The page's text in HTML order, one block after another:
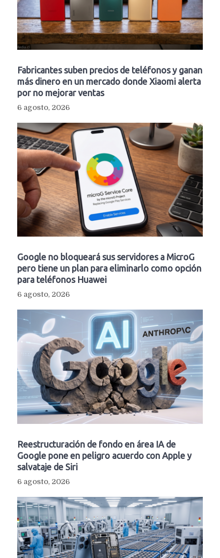
Fabricantes suben precios de teléfonos y ganan
más dinero en un mercado donde Xiaomi alerta
por no mejorar ventas
6 agosto, 2026
Google no bloqueará sus servidores a MicroG
pero tiene un plan para eliminarlo como opción
para teléfonos Huawei
6 agosto, 2026
Reestructuración de fondo en área IA de
Google pone en peligro acuerdo con Apple y
salvataje de Siri
6 agosto, 2026